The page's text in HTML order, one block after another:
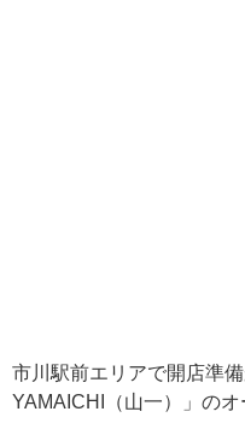
市川駅前エリアで開店準
YAMAICHI（山一）」のオ